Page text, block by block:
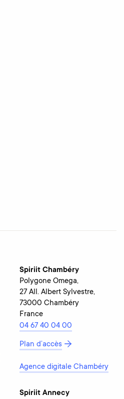
Spiriit Chambéry
Polygone Omega,
27 All. Albert Sylvestre,
73000 Chambéry
France
04 67 40 04 00
Plan d’accès
Agence digitale Chambéry
Spiriit Annecy